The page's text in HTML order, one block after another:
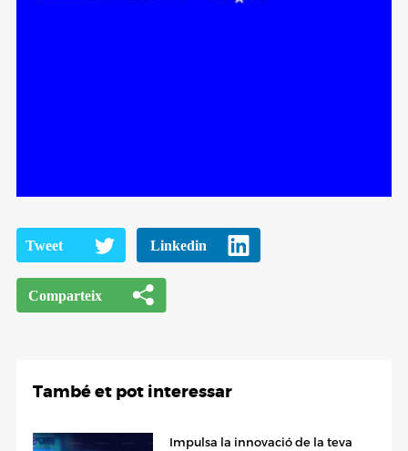
També et pot interessar
Impulsa la innovació de la teva